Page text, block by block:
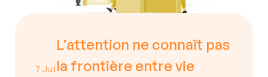
7 Juil
L’attention ne connaît pas
la frontière entre vie